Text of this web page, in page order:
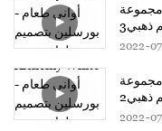
مجموعة Alchemy White - أواني طعام بورسلين
2022 07
مجموعة Alchemy White - أواني طعام بورسلين
2022 07